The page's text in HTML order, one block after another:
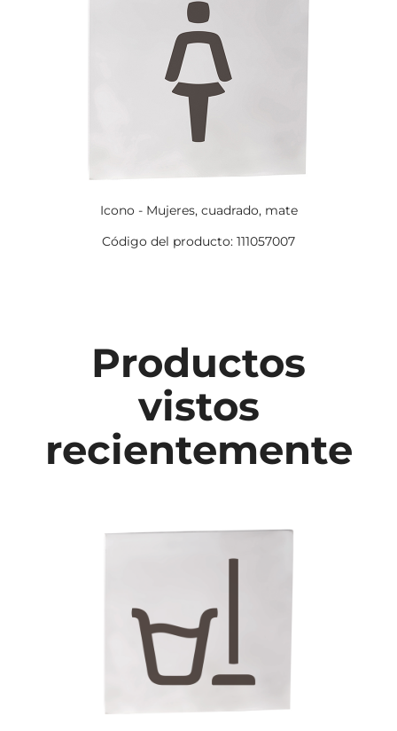
Icono - Mujeres, cuadrado, mate
Código del producto: 111057007
Productos
vistos
recientemente